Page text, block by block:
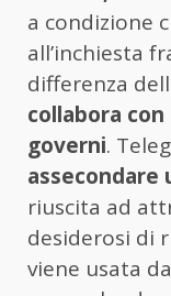
a condizione
all’inchiesta
differenza
collabora
governi.
assecondare
riuscita ad
desiderosi di
viene usata